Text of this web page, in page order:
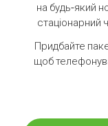
на будь-який
стаціонарний
Придбайте
щоб